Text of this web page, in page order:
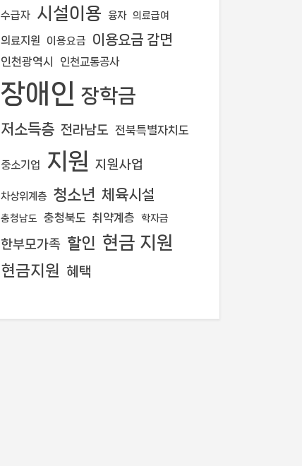
수급자 시설이용 융자 의료급여
의료지원 이용요금 이용요금 감면
인천광역시 인천교통공사
장애인 장학금
저소득층 전라남도 전북특별자치도
중소기업 지원 지원사업
차상위계층 청소년 체육시설
충청남도 충청북도 취약계층 학자금
한부모가족 할인 현금 지원
현금지원 혜택